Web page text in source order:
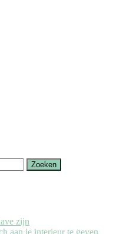
zijn